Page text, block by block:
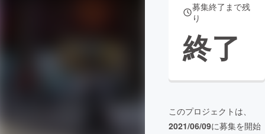
募集終了まで残
り
終了
このプロジェクトは、
2021/06/09に募集を開始